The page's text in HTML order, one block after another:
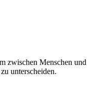
zwischen Menschen und
unterscheiden.